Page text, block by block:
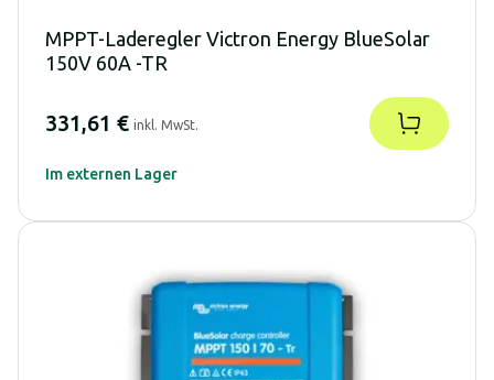
MPPT-Laderegler Victron Energy BlueSolar
150V 60A -TR
331,61 € inkl. MwSt.
Im externen Lager